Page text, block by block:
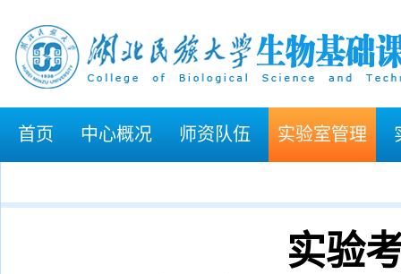
首页 中心概况 师资队伍 实验室管理
实验